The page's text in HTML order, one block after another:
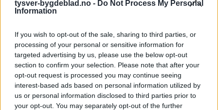
tysver-bygdeblad.no - Do Not Process My Personal
Information
If you wish to opt-out of the sale, sharing to third parties, or
processing of your personal or sensitive information for
targeted advertising by us, please use the below opt-out
section to confirm your selection. Please note that after your
opt-out request is processed you may continue seeing
interest-based ads based on personal information utilized by
us or personal information disclosed to third parties prior to
your opt-out. You may separately opt-out of the further
Sommerpraten
– Finner roen på hytta
Abonnement